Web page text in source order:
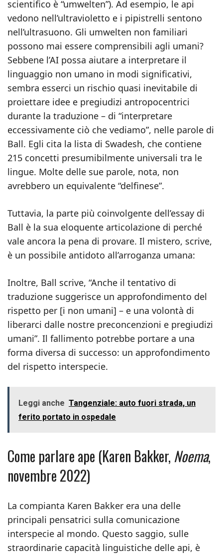
scientifico è “umwelten”). Ad esempio, le api
vedono nell’ultravioletto e i pipistrelli sentono
nell’ultrasuono. Gli umwelten non familiari
possono mai essere comprensibili agli umani?
Sebbene l’AI possa aiutare a interpretare il
linguaggio non umano in modi significativi,
sembra esserci un rischio quasi inevitabile di
proiettare idee e pregiudizi antropocentrici
durante la traduzione – di “interpretare
eccessivamente ciò che vediamo”, nelle parole di
Ball. Egli cita la lista di Swadesh, che contiene
215 concetti presumibilmente universali tra le
lingue. Molte delle sue parole, nota, non
avrebbero un equivalente “delfinese”.
Tuttavia, la parte più coinvolgente dell’essay di
Ball è la sua eloquente articolazione di perché
vale ancora la pena di provare. Il mistero, scrive,
è un possibile antidoto all’arroganza umana:
Inoltre, Ball scrive, “Anche il tentativo di
traduzione suggerisce un approfondimento del
rispetto per [i non umani] – e una volontà di
liberarci dalle nostre preconcenzioni e pregiudizi
umani”. Il fallimento potrebbe portare a una
forma diversa di successo: un approfondimento
del rispetto interspecie.
Leggi anche Tangenziale: auto fuori strada, un
ferito portato in ospedale
Come parlare ape (Karen Bakker, Noema,
novembre 2022)
La compianta Karen Bakker era una delle
principali pensatrici sulla comunicazione
interspecie al mondo. Questo saggio, sulle
straordinarie capacità linguistiche delle api, è